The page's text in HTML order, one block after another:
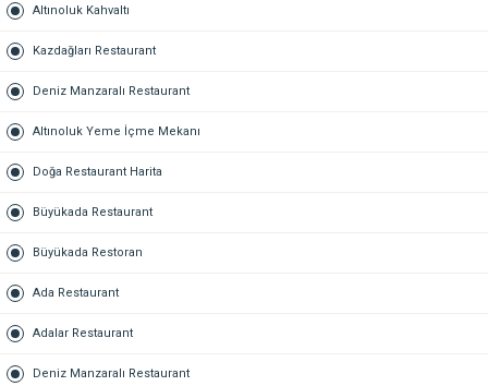
Altınoluk Kahvaltı
Kazdağları Restaurant
Deniz Manzaralı Restaurant
Altınoluk Yeme İçme Mekanı
Doğa Restaurant Harita
Büyükada Restaurant
Büyükada Restoran
Ada Restaurant
Adalar Restaurant
Deniz Manzaralı Restaurant